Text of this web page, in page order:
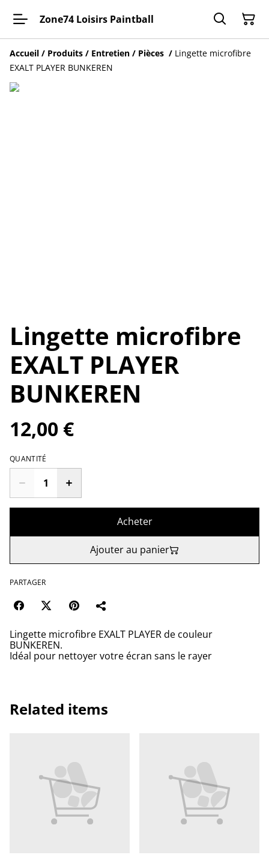
Zone74 Loisirs Paintball
Accueil / Produits / Entretien / Pièces / Lingette microfibre
EXALT PLAYER BUNKEREN
Lingette microfibre
EXALT PLAYER
BUNKEREN
12,00 €
QUANTITÉ
Acheter
Ajouter au panier
PARTAGER
Lingette microfibre EXALT PLAYER de couleur
BUNKEREN.
Idéal pour nettoyer votre écran sans le rayer
Related items